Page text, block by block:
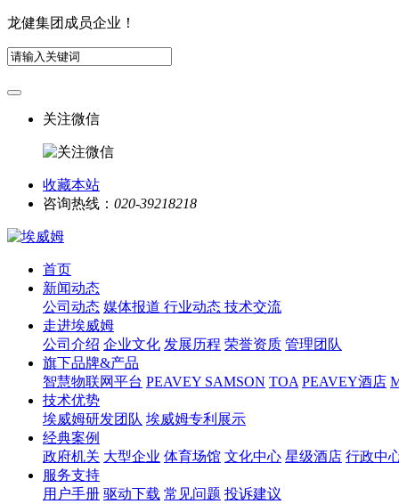
龙健集团成员企业！
关注微信
收藏本站
咨询热线： 020-39218218
首页
新闻动态
公司动态 媒体报道 行业动态 技术交流
走进埃威姆
公司介绍 企业文化 发展历程 荣誉资质 管理团队
旗下品牌&产品
智慧物联网平台 PEAVEY SAMSON TOA PEAVEY酒店
技术优势
埃威姆研发团队 埃威姆专利展示
经典案例
政府机关 大型企业 体育场馆 文化中心 星级酒店 行政中
服务支持
用户手册 驱动下载 常见问题 投诉建议